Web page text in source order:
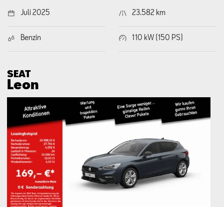
Juli 2025 23.582 km
Benzin 110 kW (150 PS)
SEAT
Leon